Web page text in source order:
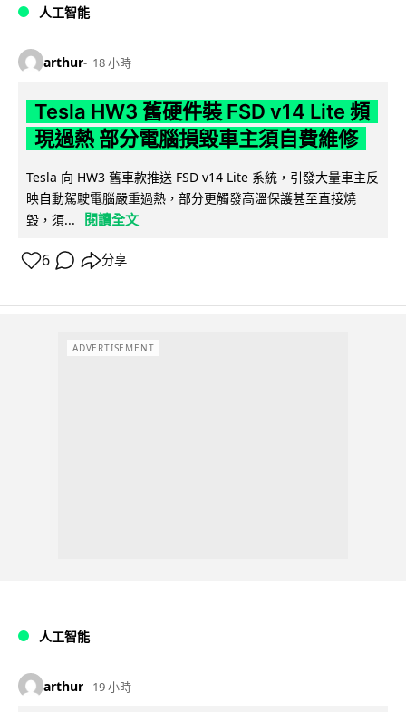
人工智能
arthur 18 小時
Tesla HW3 舊硬件裝 FSD v14 Lite 頻
現過熱 部分電腦損毀車主須自費維修
Tesla 向 HW3 舊車款推送 FSD v14 Lite 系統，引發大量車主反
映自動駕駛電腦嚴重過熱，部分更觸發高溫保護甚至直接燒
毀，須...
閱讀全文
6 分享
ADVERTISEMENT
人工智能
arthur 19 小時